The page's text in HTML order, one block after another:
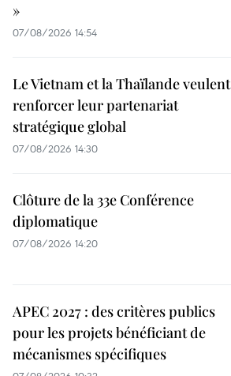
»
07/08/2026 14:54
Le Vietnam et la Thaïlande veulent
renforcer leur partenariat
stratégique global
07/08/2026 14:30
Clôture de la 33e Conférence
diplomatique
07/08/2026 14:20
APEC 2027 : des critères publics
pour les projets bénéficiant de
mécanismes spécifiques